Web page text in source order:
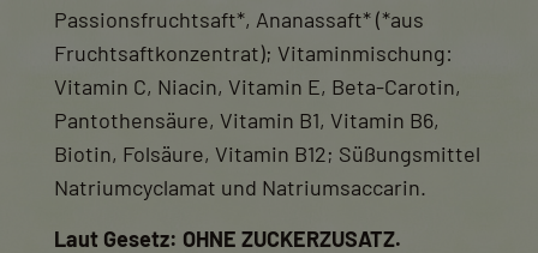
Passionsfruchtsaft*, Ananassaft* (*aus
Fruchtsaftkonzentrat); Vitaminmischung:
Vitamin C, Niacin, Vitamin E, Beta-Carotin,
Pantothensäure, Vitamin B1, Vitamin B6,
Biotin, Folsäure, Vitamin B12; Süßungsmittel
Natriumcyclamat und Natriumsaccarin.
Laut Gesetz: OHNE ZUCKERZUSATZ.